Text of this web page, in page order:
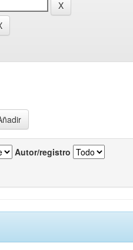
Autor/registro